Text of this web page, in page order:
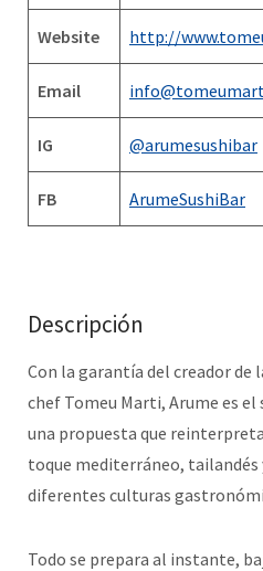
Website http://
Email
IG @arumesushibar
FB ArumeSushiBar
Descripción
Con la garantía del creador de
chef Tomeu Marti, Arume es
una propuesta que
toque mediterráneo,
diferentes culturas
Todo se prepara al instante,